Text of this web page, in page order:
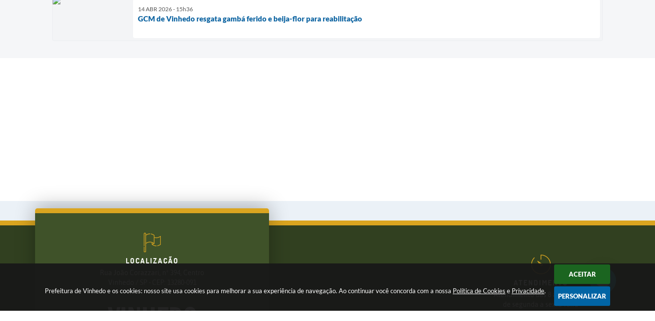
Prefeitura de Vinhedo e os cookies: nosso site usa cookies para melhorar a sua experiência de navegação. Ao continuar você concorda com a nossa Política de Cookies e Privacidade.
ACEITAR
PERSONALIZAR
14 ABR 2026 - 15h36
GCM de Vinhedo resgata gambá ferido e beija-flor para reabilitação
(19) 3826-7800
ATENDIMENTO
Atendimento das 8 às 17 horas,
de segunda a sexta-feira
LOCALIZAÇÃO